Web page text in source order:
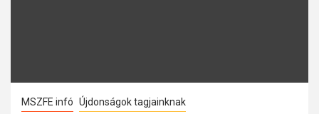
MSZFE infó Újdonságok tagjainknak